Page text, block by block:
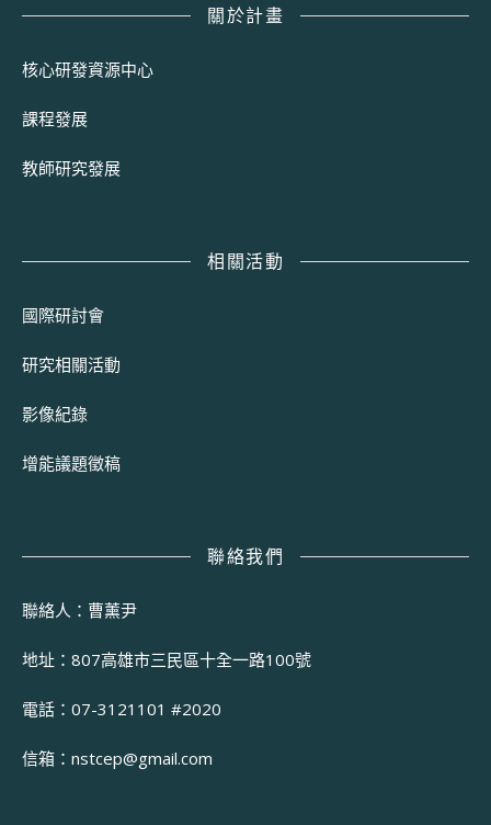
關於計畫
核心研發資源中心
課程發展
教師研究發展
相關活動
國際研討會
研究相關活動
影像紀錄
增能議題徵稿
聯絡我們
聯絡人：曹薰尹
地址：807高雄市三民區十全一路100號
電話：07-3121101 #2020
信箱： nstcep@gmail.com